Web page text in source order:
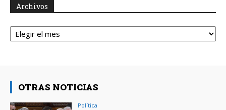
Archivos
Archivos
OTRAS NOTICIAS
Política